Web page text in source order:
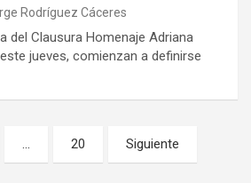
Rodríguez Cáceres
del Clausura Homenaje Adriana
jueves, comienzan a definirse
… 20 Siguiente